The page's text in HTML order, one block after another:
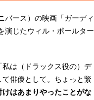
バース）の映画「ガーディ
演じたウィル・ポールター
は（ドラックス役の）デ
俳優として。ちょっと緊
けはあまりやったことがな